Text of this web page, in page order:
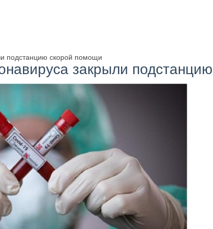
подстанцию скорой помощи
закрыли